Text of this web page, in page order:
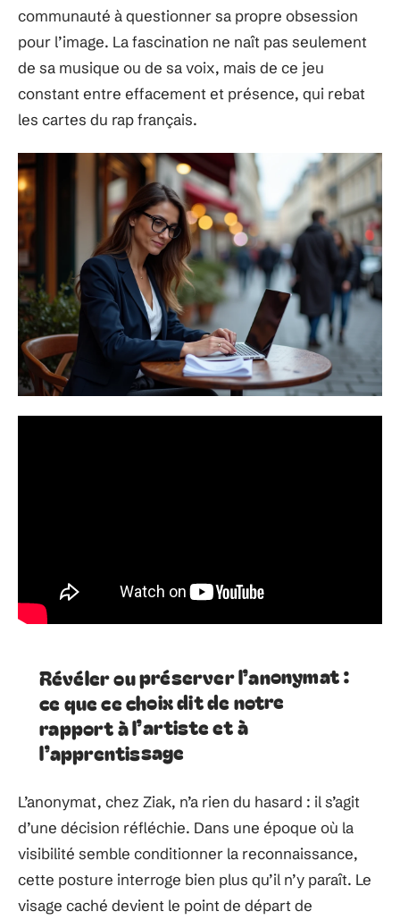
communauté à questionner sa propre obsession
pour l’image. La fascination ne naît pas seulement
de sa musique ou de sa voix, mais de ce jeu
constant entre effacement et présence, qui rebat
les cartes du rap français.
Révéler ou préserver l’anonymat :
ce que ce choix dit de notre
rapport à l’artiste et à
l’apprentissage
L’anonymat, chez Ziak, n’a rien du hasard : il s’agit
d’une décision réfléchie. Dans une époque où la
visibilité semble conditionner la reconnaissance,
cette posture interroge bien plus qu’il n’y paraît. Le
visage caché devient le point de départ de